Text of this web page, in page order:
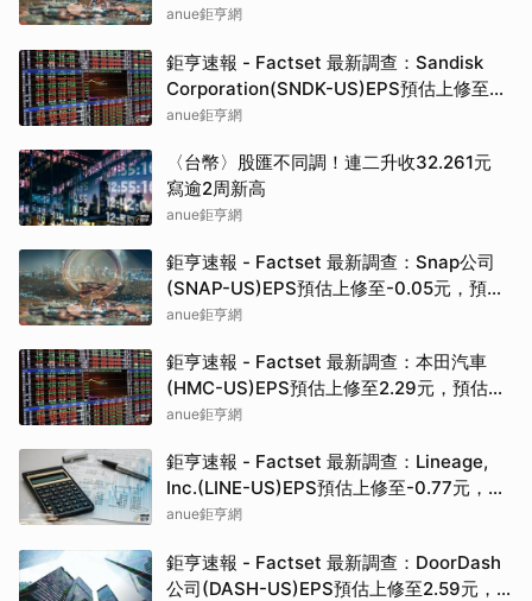
估目標價為155.50元
anue鉅亨網
鉅亨速報 - Factset 最新調查：Sandisk
Corporation(SNDK-US)EPS預估上修至
208.25元，預估目標價為2,500.00元
anue鉅亨網
〈台幣〉股匯不同調！連二升收32.261元
寫逾2周新高
anue鉅亨網
鉅亨速報 - Factset 最新調查：Snap公司
(SNAP-US)EPS預估上修至-0.05元，預估
目標價為6.88元
anue鉅亨網
鉅亨速報 - Factset 最新調查：本田汽車
(HMC-US)EPS預估上修至2.29元，預估目
標價為29.61元
anue鉅亨網
鉅亨速報 - Factset 最新調查：Lineage,
Inc.(LINE-US)EPS預估上修至-0.77元，預
估目標價為45.00元
anue鉅亨網
鉅亨速報 - Factset 最新調查：DoorDash
公司(DASH-US)EPS預估上修至2.59元，